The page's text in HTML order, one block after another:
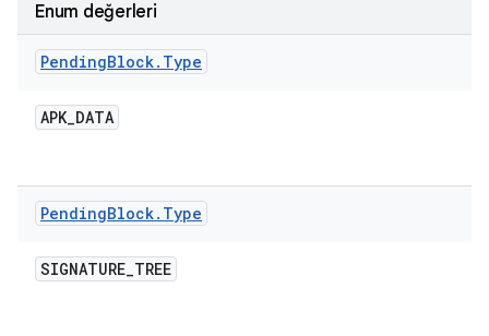
Enum değerleri
PendingBlock. Type
APK_DATA
PendingBlock. Type
SIGNATURE_TREE